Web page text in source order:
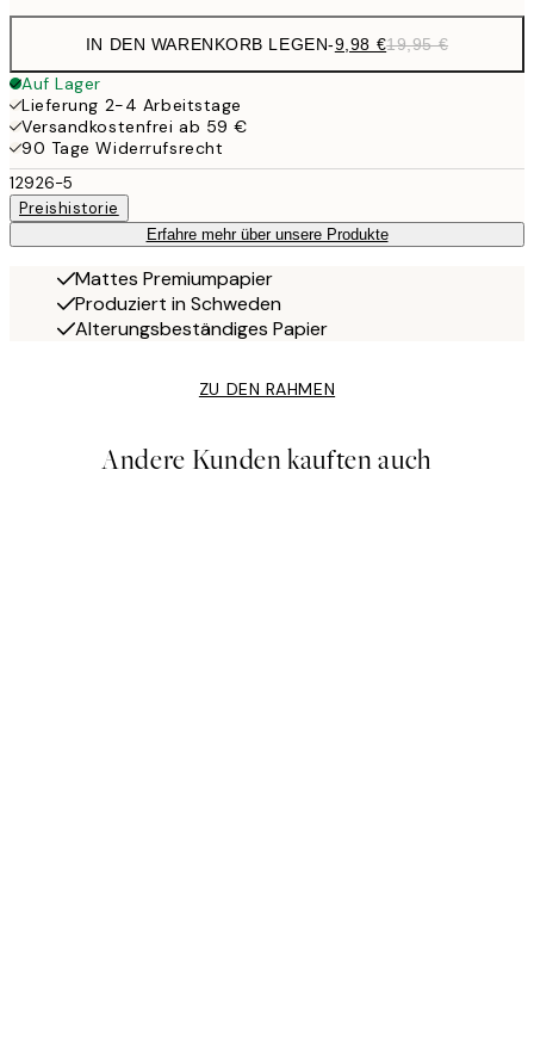
IN DEN WARENKORB LEGEN-9,98 €19,95 €
Auf Lager
Lieferung 2-4 Arbeitstage
Versandkostenfrei ab 59 €
90 Tage Widerrufsrecht
12926-5
Preishistorie
Erfahre mehr über unsere Produkte
Mattes Premiumpapier
Produziert in Schweden
Alterungsbeständiges Papier
ZU DEN RAHMEN
Andere Kunden kauften auch